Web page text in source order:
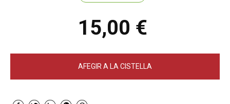
15,00 €
AFEGIR A LA CISTELLA